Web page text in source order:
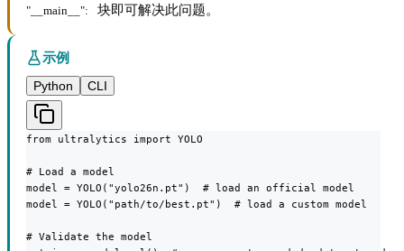
"__main__":
块即可解决此问题。
示例
Python
CLI
from ultralytics import YOLO
# Load a model
model = YOLO("yolo26n.pt")  # load an official model
model = YOLO("path/to/best.pt")  # load a custom model
# Validate the model